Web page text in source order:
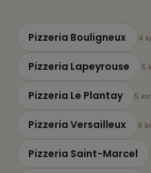
Pizzeria Bouligneux 4
Pizzeria Lapeyrouse 5
Pizzeria Le Plantay 5
Pizzeria Versailleux 6
Pizzeria Saint-Marcel